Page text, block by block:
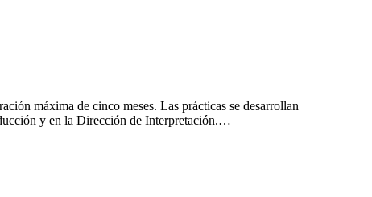
máxima de cinco meses. Las prácticas se desarrollan
y en la Dirección de Interpretación.…